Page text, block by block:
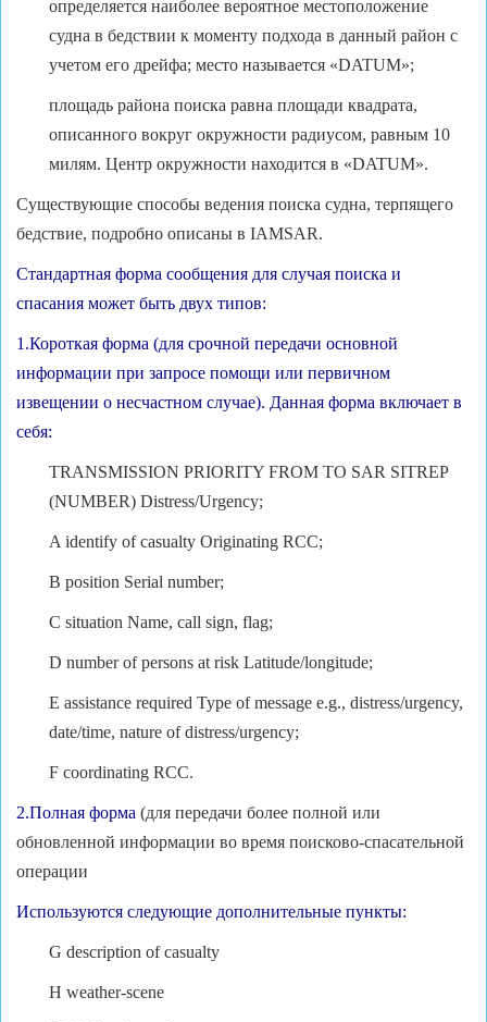
определяется наиболее вероятное местоположение
судна в бедствии к моменту подхода в данный район с
учетом его дрейфа; место называется «DATUM»;
площадь района поиска равна площади квадрата,
описанного вокруг окружности радиусом, равным 10
милям. Центр окружности находится в «DATUM».
Существующие способы ведения поиска судна, терпящего
бедствие, подробно описаны в IAMSAR.
Стандартная форма сообщения для случая поиска и
спасания может быть двух типов:
1.Короткая форма (для срочной передачи основной
информации при запросе помощи или первичном
извещении о несчастном случае). Данная форма включает в
себя:
TRANSMISSION PRIORITY FROM TO SAR SITREP
(NUMBER) Distress/Urgency;
A identify of casualty Originating RCC;
B position Serial number;
C situation Name, call sign, flag;
D number of persons at risk Latitude/longitude;
E assistance required Type of message e.g., distress/urgency,
date/time, nature of distress/urgency;
F coordinating RCC.
2.Полная форма (для передачи более полной или
обновленной информации во время поисково-спасательной
операции
Используются следующие дополнительные пункты:
G description of casualty
H weather-scene